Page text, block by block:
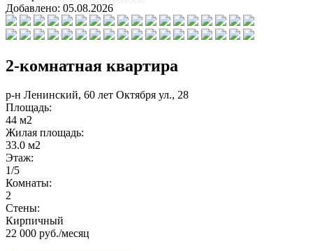
Добавлено: 05.08.2026
2-комнатная квартира
р-н Ленинский, 60 лет Октября ул., 28
Площадь:
44 м2
Жилая площадь:
33.0 м2
Этаж:
1/5
Комнаты:
2
Стены:
Кирпичный
22 000 руб./месяц